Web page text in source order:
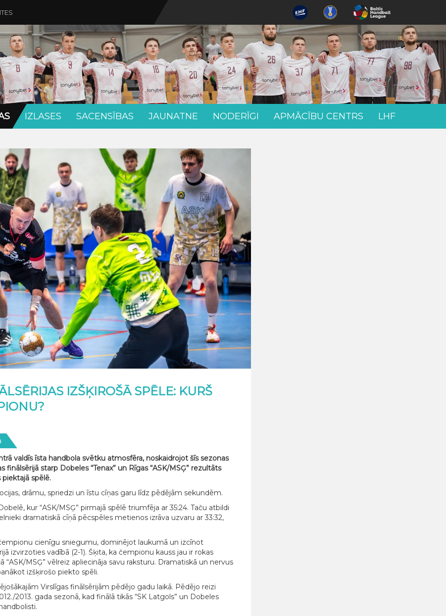
IZLASES SACENSĪBAS JAUNATNE NODERĪGI APMĀCĪBU CENTRS LHF
IZŠĶIROŠĀ SPĒLE: KURŠ
valdīs īsta handbola svētku atmosfēra, noskaidrojot šīs sezonas
finālsērijā starp Dobeles “Tenax” un Rīgas “ASK/MSĢ” rezultāts
piektajā spēlē.
drāmu, spriedzi un īstu cīņas garu līdz pēdējām sekundēm.
kur “ASK/MSĢ” pirmajā spēlē triumfēja ar 35:24. Taču atbildi
dramatiskā cīņā pēcspēles metienos izrāva uzvaru ar 33:32,
cienīgu sniegumu, dominējot laukumā un izcīnot
izvirzoties vadībā (2-1). Šķita, ka čempionu kauss jau ir rokas
MSĢ” vēlreiz apliecināja savu raksturu. Dramatiskā un nervus
izšķirošo piekto spēli.
Virslīgas finālsērijām pēdējo gadu laikā. Pēdējo reizi
2013. gada sezonā, kad finālā tikās “SK Latgols” un Dobeles